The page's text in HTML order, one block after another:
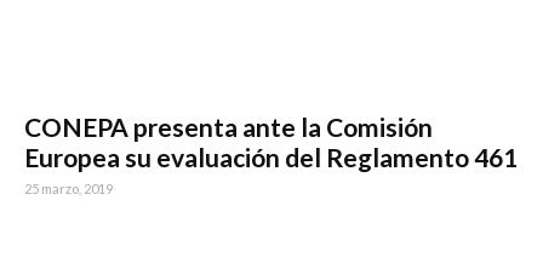
CONEPA presenta ante la Comisión
Europea su evaluación del Reglamento 461
25 marzo, 2019